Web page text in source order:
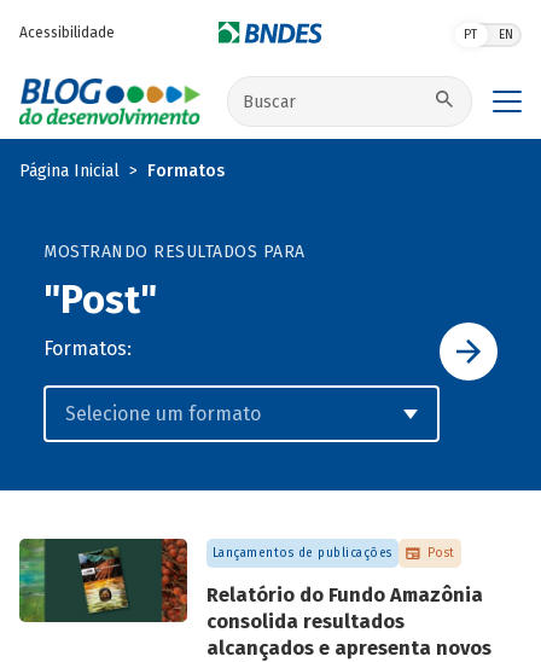
Acessibilidade PT EN
Buscar no site
Página Inicial Formatos
MOSTRANDO RESULTADOS PARA
"Post"
Formatos:
Lançamentos de publicações Post
Relatório do Fundo Amazônia
consolida resultados
alcançados e apresenta novos